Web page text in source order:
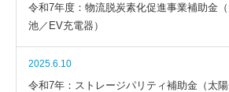
令和7年度：物流脱炭素化促進事業補助金
池／EV充電器）
2025.6.10
令和7年：ストレージパリティ補助金（太陽